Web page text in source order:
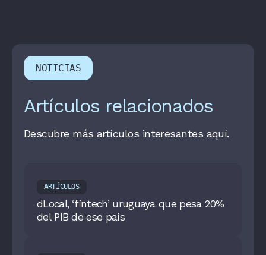
NOTICIAS
Artículos relacionados
Descubre más artículos interesantes aquí.
ARTÍCULOS
dLocal, ‘fintech’ uruguaya que pesa 20%
del PIB de ese país